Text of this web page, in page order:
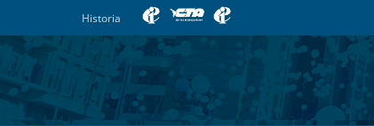
al
contenido
Historia